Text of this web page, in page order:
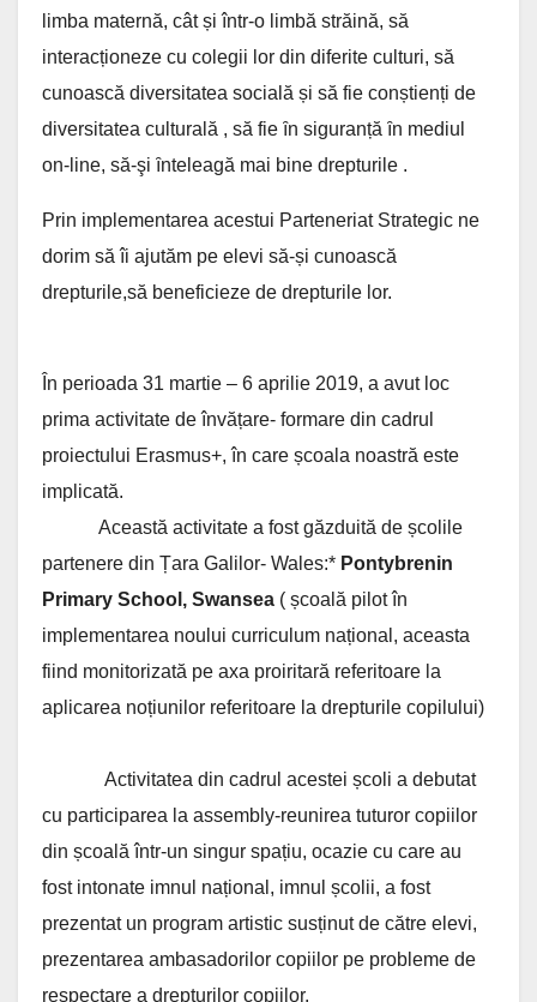
limba maternă, cât și într-o limbă străină, să
interacționeze cu colegii lor din diferite culturi, să
cunoască diversitatea socială și să fie conștienți de
diversitatea culturală , să fie ȋn siguranță ȋn mediul
on-line, să-şi ȋnteleagă mai bine drepturile .
Prin implementarea acestui Parteneriat Strategic ne
dorim să îi ajutăm pe elevi să-și cunoască
drepturile,să beneficieze de drepturile lor.
În perioada 31 martie – 6 aprilie 2019, a avut loc
prima activitate de învățare- formare din cadrul
proiectului Erasmus+, în care școala noastră este
implicată.
Această activitate a fost găzduită de școlile
partenere din Țara Galilor- Wales:* Pontybrenin
Primary School, Swansea ( școală pilot în
implementarea noului curriculum național, aceasta
fiind monitorizată pe axa proiritară referitoare la
aplicarea noțiunilor referitoare la drepturile copilului)
Activitatea din cadrul acestei școli a debutat
cu participarea la assembly-reunirea tuturor copiilor
din școală într-un singur spațiu, ocazie cu care au
fost intonate imnul național, imnul școlii, a fost
prezentat un program artistic susținut de către elevi,
prezentarea ambasadorilor copiilor pe probleme de
respectare a drepturilor copiilor.